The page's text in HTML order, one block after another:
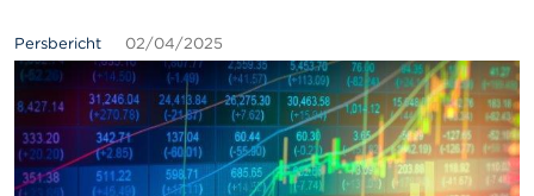
s
s
i
o
n
e
l
Persbericht 02/04/2025